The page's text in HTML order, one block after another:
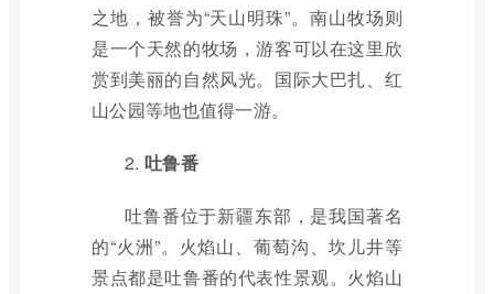
之地，被誉为“天山明珠”。南山牧场则
是一个天然的牧场，游客可以在这里欣
赏到美丽的自然风光。国际大巴扎、红
山公园等地也值得一游。
2. 吐鲁番
吐鲁番位于新疆东部，是我国著名
的“火洲”。火焰山、葡萄沟、坎儿井等
景点都是吐鲁番的代表性景观。火焰山